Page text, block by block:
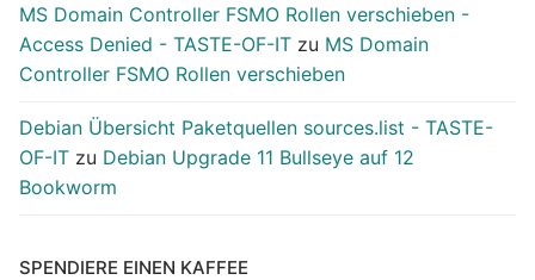
MS Domain Controller FSMO Rollen verschieben -
Access Denied - TASTE-OF-IT zu MS Domain
Controller FSMO Rollen verschieben
Debian Übersicht Paketquellen sources.list - TASTE-
OF-IT zu Debian Upgrade 11 Bullseye auf 12
Bookworm
SPENDIERE EINEN KAFFEE